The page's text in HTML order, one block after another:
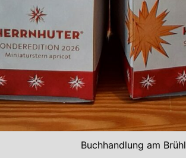
Buchhandlung am Brühl